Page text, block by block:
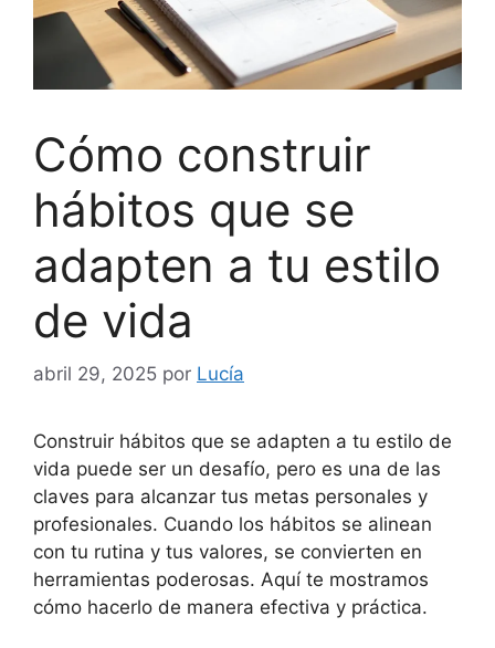
Cómo construir
hábitos que se
adapten a tu estilo
de vida
abril 29, 2025 por Lucía
Construir hábitos que se adapten a tu estilo de
vida puede ser un desafío, pero es una de las
claves para alcanzar tus metas personales y
profesionales. Cuando los hábitos se alinean
con tu rutina y tus valores, se convierten en
herramientas poderosas. Aquí te mostramos
cómo hacerlo de manera efectiva y práctica.